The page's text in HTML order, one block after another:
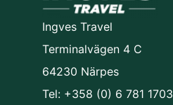
Ingves Travel
Terminalvägen 4 C
64230 Närpes
Tel: +358 (0) 6 781 1703